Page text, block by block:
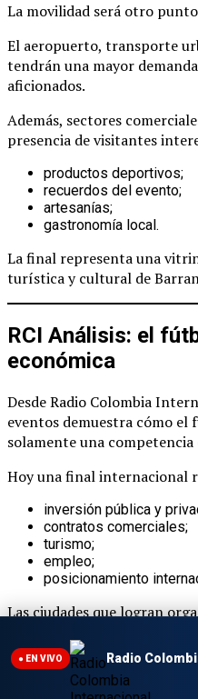
La movilidad será otro
El aeropuerto, transporte
tendrán una mayor
aficionados.
Además, sectores
presencia de visitantes
productos deportivos;
recuerdos del evento;
artesanías;
gastronomía local.
La final representa una
turística y cultural de
RCI Análisis: el
económica
Desde Radio Colombia
eventos demuestra cómo el
solamente una
Hoy una final internacional
inversión pública y
contratos comerciales;
turismo;
empleo;
posicionamiento
Las ciudades que logran
deportivos fortalecen su
para atraer futuras
● EN VIVO Radio